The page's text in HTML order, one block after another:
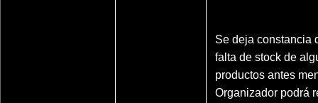
Se deja constancia
falta de stock de
productos antes
Organizador podrá